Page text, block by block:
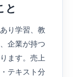
と
り学習、教
企業が持つ
ます。売上
テキスト分